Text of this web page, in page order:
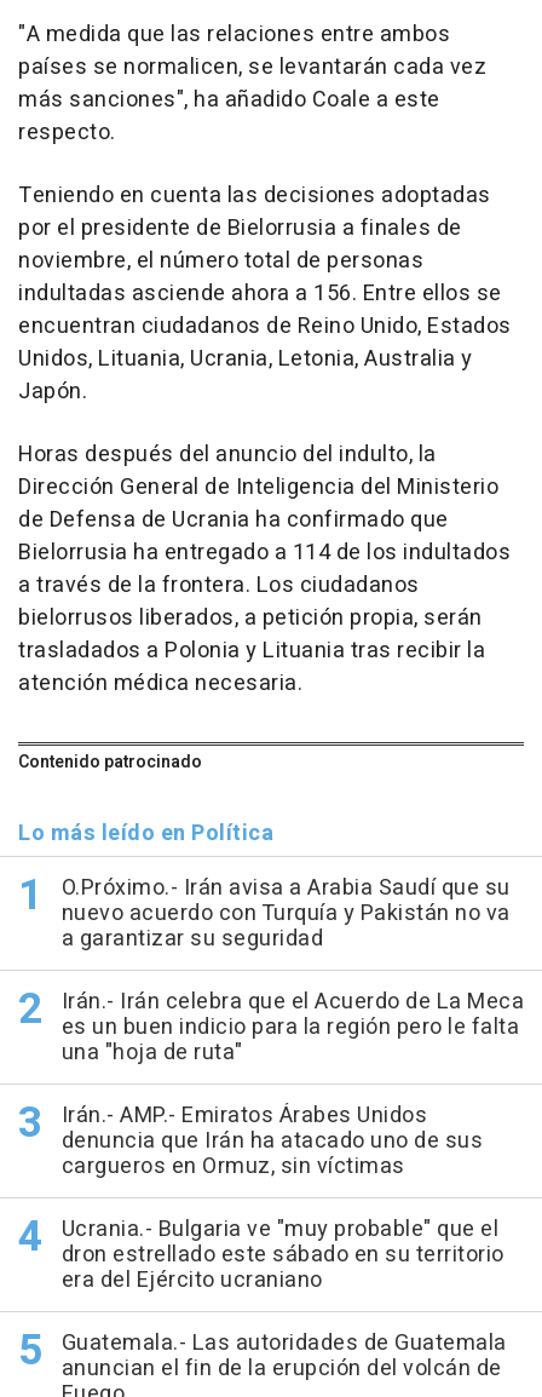
"A medida que las relaciones entre ambos
países se normalicen, se levantarán cada vez
más sanciones", ha añadido Coale a este
respecto.
Teniendo en cuenta las decisiones adoptadas
por el presidente de Bielorrusia a finales de
noviembre, el número total de personas
indultadas asciende ahora a 156. Entre ellos se
encuentran ciudadanos de Reino Unido, Estados
Unidos, Lituania, Ucrania, Letonia, Australia y
Japón.
Horas después del anuncio del indulto, la
Dirección General de Inteligencia del Ministerio
de Defensa de Ucrania ha confirmado que
Bielorrusia ha entregado a 114 de los indultados
a través de la frontera. Los ciudadanos
bielorrusos liberados, a petición propia, serán
trasladados a Polonia y Lituania tras recibir la
atención médica necesaria.
Contenido patrocinado
Lo más leído en Política
O.Próximo.- Irán avisa a Arabia Saudí que su
nuevo acuerdo con Turquía y Pakistán no va
a garantizar su seguridad
Irán.- Irán celebra que el Acuerdo de La Meca
es un buen indicio para la región pero le falta
una "hoja de ruta"
Irán.- AMP.- Emiratos Árabes Unidos
denuncia que Irán ha atacado uno de sus
cargueros en Ormuz, sin víctimas
Ucrania.- Bulgaria ve "muy probable" que el
dron estrellado este sábado en su territorio
era del Ejército ucraniano
Guatemala.- Las autoridades de Guatemala
anuncian el fin de la erupción del volcán de